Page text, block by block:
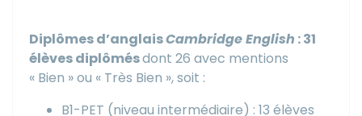
Diplômes d’anglaisCambridge English : 31
élèves diplômésdont 26 avec mentions
« Bien » ou « Très Bien », soit :
B1-PET (niveau intermédiaire) : 13 élèves